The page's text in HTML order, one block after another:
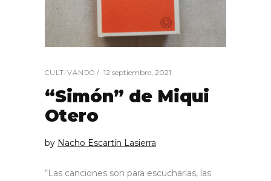
CULTIVANDO 12 septiembre, 2021
“Simón” de Miqui
Otero
by Nacho Escartín Lasierra
“Las canciones son para escucharlas, las